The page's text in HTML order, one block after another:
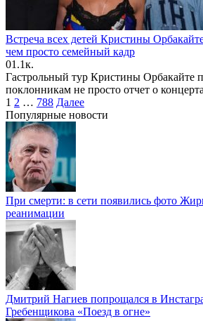
Встреча всех детей Кристины
чем просто семейный кадр
01.1к.
Гастрольный тур Кристины Орбакайте
поклонникам не просто отчет о
Пагинация
записей
1 2 … 788 Далее
Популярные новости
При смерти: в сети появились фото
реанимации
Дмитрий Нагиев попрощался в
Гребенщикова «Поезд в огне»